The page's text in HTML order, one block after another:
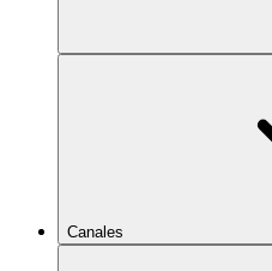
Canales